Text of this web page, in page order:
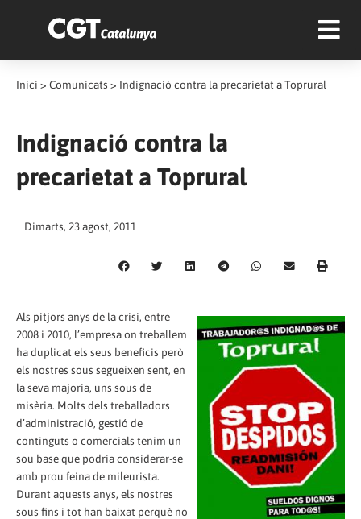
Inici > Comunicats > Indignació contra la precarietat a Toprural
Indignació contra la
precarietat a Toprural
Dimarts, 23 agost, 2011
Als pitjors anys de la crisi, entre
2008 i 2010, l’empresa on treballem
ha duplicat els seus beneficis però
els nostres sous segueixen sent, en
la seva majoria, uns sous de
misèria. Molts dels treballadors
d’administració, gestió de
continguts o comercials tenim un
sou base que podria considerar-se
amb prou feina de mileurista.
Durant aquests anys, els nostres
sous fins i tot han baixat perquè no